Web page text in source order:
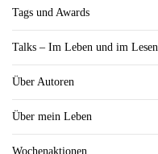
Tags und Awards
Talks – Im Leben und im Lesen
Über Autoren
Über mein Leben
Wochenaktionen